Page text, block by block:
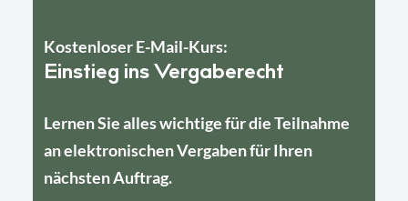
Kostenloser E-Mail-Kurs:
Einstieg ins Vergaberecht
Lernen Sie alles wichtige für die Teilnahme
an elektronischen Vergaben für Ihren
nächsten Auftrag.